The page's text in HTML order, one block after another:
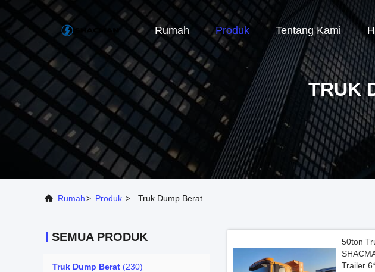
Rumah Produk Tentang Kami
TRUK
Rumah> Produk > Truk Dump Berat
SEMUA PRODUK
Truk Dump Berat (230)
50ton
Trailer